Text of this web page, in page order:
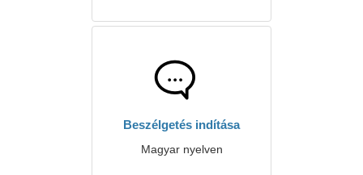
Beszélgetés indítása
Magyar nyelven